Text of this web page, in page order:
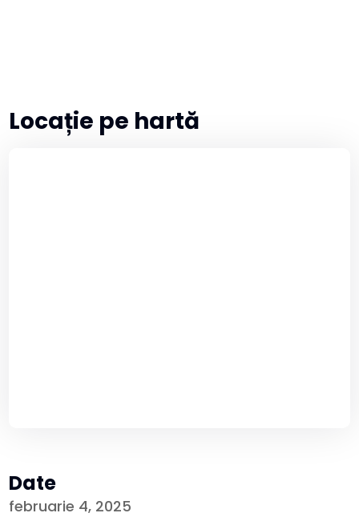
Locație pe hartă
Date
februarie 4, 2025